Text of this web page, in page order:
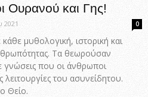
Ουρανού και Γης!
2021 0
μυθολογική, ιστορική και
Τα θεωρούσαν
που οι άνθρωποι
λειτουργίες του ασυνείδητου.
Θείο.